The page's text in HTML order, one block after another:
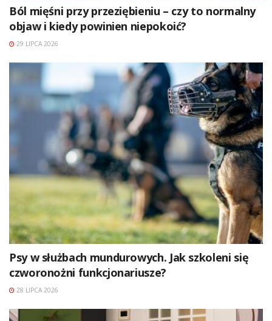
Ból mięśni przy przeziębieniu – czy to normalny
objaw i kiedy powinien niepokoić?
29 LIPCA 2026
Psy w służbach mundurowych. Jak szkoleni się
czworonożni funkcjonariusze?
28 LIPCA 2026